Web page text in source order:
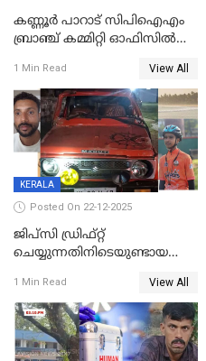
കണ്ണൂർ പാറാട് സിപിഐഎം
ബ്രാഞ്ച് കമ്മിറ്റി ഓഫിസിൽ
ചിത്രങ്ങളടക്കം കത്തിയ
നിലയിൽ
1 Min Read View All
KERALA
Posted On 22-12-2025
ജിപ്സി ഡ്രിഫ്റ്റ്
ചെയ്യുന്നതിനിടെയുണ്ടായ
ദാരുണാന്ത്യം; ജീപ്സി
ഓടിച്ചയാൾ അറസ്റ്റിൽ.
1 Min Read View All